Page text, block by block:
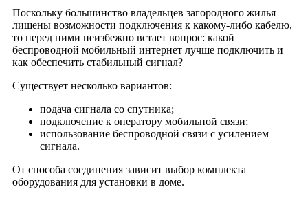
деревня Костеевка
поселок Купчий
деревня Подлосинка
поселок Мирный
деревня Гостижье
деревня Жданово
деревня Камкино
деревня Мамоново
деревня Одринка
Поскольку большинство владельцев загородного жилья
лишены возможности подключения к какому-либо кабелю,
то перед ними неизбежно встает вопрос: какой
беспроводной мобильный интернет лучше подключить и
как обеспечить стабильный сигнал?
Существует несколько вариантов:
подача сигнала со спутника;
подключение к оператору мобильной связи;
использование беспроводной связи с усилением
сигнала.
От способа соединения зависит выбор комплекта
оборудования для установки в доме.